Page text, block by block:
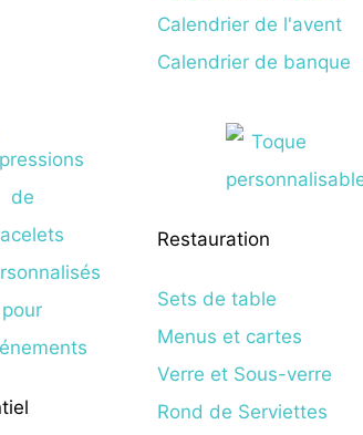
Calendrier de l'avent
Calendrier de banque
Restauration
Sets de table
Menus et cartes
Verre et Sous-verre
Rond de Serviettes